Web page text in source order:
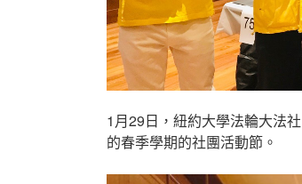
流
會〉
1月29日，紐約大學法輪大法
的春季學期的社團活動節。